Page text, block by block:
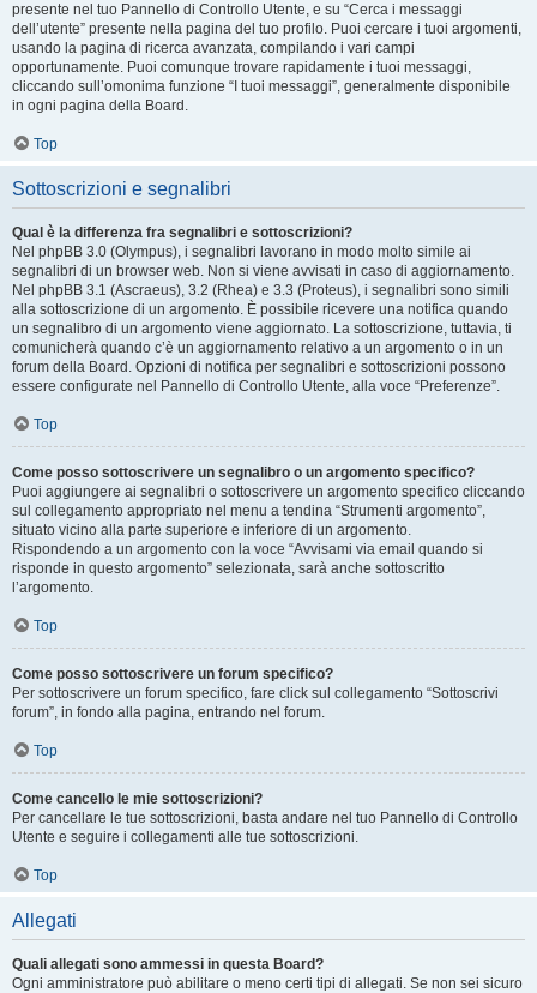
presente nel tuo Pannello di Controllo Utente, e su “Cerca i messaggi
dell’utente” presente nella pagina del tuo profilo. Puoi cercare i tuoi argomenti,
usando la pagina di ricerca avanzata, compilando i vari campi
opportunamente. Puoi comunque trovare rapidamente i tuoi messaggi,
cliccando sull’omonima funzione “I tuoi messaggi”, generalmente disponibile
in ogni pagina della Board.
Top
Sottoscrizioni e segnalibri
Qual è la differenza fra segnalibri e sottoscrizioni?
Nel phpBB 3.0 (Olympus), i segnalibri lavorano in modo molto simile ai
segnalibri di un browser web. Non si viene avvisati in caso di aggiornamento.
Nel phpBB 3.1 (Ascraeus), 3.2 (Rhea) e 3.3 (Proteus), i segnalibri sono simili
alla sottoscrizione di un argomento. È possibile ricevere una notifica quando
un segnalibro di un argomento viene aggiornato. La sottoscrizione, tuttavia, ti
comunicherà quando c’è un aggiornamento relativo a un argomento o in un
forum della Board. Opzioni di notifica per segnalibri e sottoscrizioni possono
essere configurate nel Pannello di Controllo Utente, alla voce “Preferenze”.
Top
Come posso sottoscrivere un segnalibro o un argomento specifico?
Puoi aggiungere ai segnalibri o sottoscrivere un argomento specifico cliccando
sul collegamento appropriato nel menu a tendina “Strumenti argomento”,
situato vicino alla parte superiore e inferiore di un argomento.
Rispondendo a un argomento con la voce “Avvisami via email quando si
risponde in questo argomento” selezionata, sarà anche sottoscritto
l’argomento.
Top
Come posso sottoscrivere un forum specifico?
Per sottoscrivere un forum specifico, fare click sul collegamento “Sottoscrivi
forum”, in fondo alla pagina, entrando nel forum.
Top
Come cancello le mie sottoscrizioni?
Per cancellare le tue sottoscrizioni, basta andare nel tuo Pannello di Controllo
Utente e seguire i collegamenti alle tue sottoscrizioni.
Top
Allegati
Quali allegati sono ammessi in questa Board?
Ogni amministratore può abilitare o meno certi tipi di allegati. Se non sei sicuro